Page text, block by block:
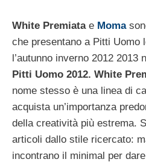
White Premiatae Moma
che presentano a Pitti Uomo
l’autunno inverno 2012
Pitti Uomo 2012. White
nome stesso è una linea di
acquista un’importanza
della creatività più estrema.
articoli dallo stile ricercato:
incontrano il minimal per